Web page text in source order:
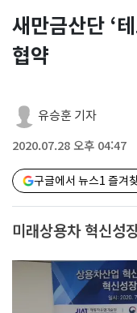
새만금산단 ‘
협약
유승훈 기자
2020.07.28 오후 04:47
구글에서 뉴스1 즐겨
미래상용차 혁신성